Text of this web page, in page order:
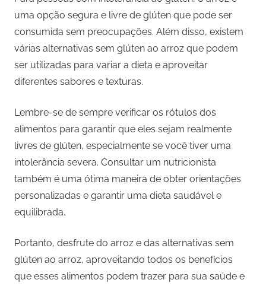
uma opção segura e livre de glúten que pode ser
consumida sem preocupações. Além disso, existem
várias alternativas sem glúten ao arroz que podem
ser utilizadas para variar a dieta e aproveitar
diferentes sabores e texturas.
Lembre-se de sempre verificar os rótulos dos
alimentos para garantir que eles sejam realmente
livres de glúten, especialmente se você tiver uma
intolerância severa. Consultar um nutricionista
também é uma ótima maneira de obter orientações
personalizadas e garantir uma dieta saudável e
equilibrada.
Portanto, desfrute do arroz e das alternativas sem
glúten ao arroz, aproveitando todos os benefícios
que esses alimentos podem trazer para sua saúde e